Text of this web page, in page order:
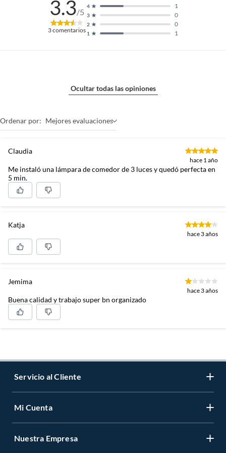
segura y funcional. Una solución ideal para renovar la
iluminación interior sin obras ni modificaciones
eléctricas. En Sodimac te ayudamos a mejorar tus
3.3/5
3comentarios 1 1
2 0
3 0
4 1
Ocultar todas las opiniones
Ordenar por: Mejores evaluaciones
Claudia
hace 1 año
Me instaló una lámpara de comedor de 3 luces y quedó perfecta en
5 min.
Katja
hace 3 años
Jemima
hace 3 años
Buena calidad y trabajo super bn organizado
Servicio al Cliente
Contáctanos
Mi Cuenta
Registrate
Nuestra Empresa